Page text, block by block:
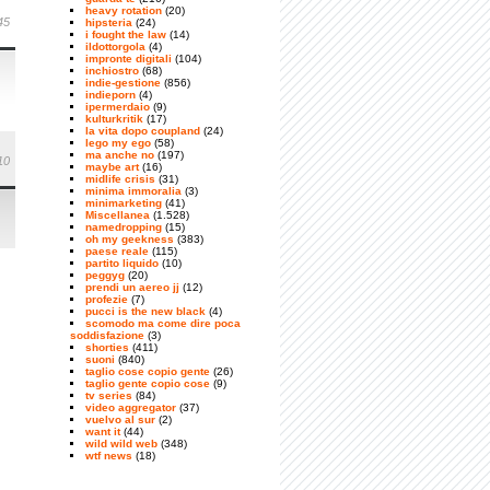
heavy rotation (20)
hipsteria (24)
i fought the law (14)
ildottorgola (4)
impronte digitali (104)
inchiostro (68)
indie-gestione (856)
indieporn (4)
ipermerdaio (9)
kulturkritik (17)
la vita dopo coupland (24)
lego my ego (58)
ma anche no (197)
maybe art(16)
midlife crisis (31)
minima immoralia (3)
minimarketing (41)
Miscellanea (1.528)
namedropping (15)
oh my geekness (383)
paese reale (115)
partito liquido (10)
peggyg (20)
prendi un aereo jj (12)
profezie (7)
pucci is the new black (4)
scomodo ma come dire poca
soddisfazione (3)
shorties (411)
suoni (840)
taglio cose copio gente (26)
taglio gente copio cose (9)
tv series (84)
video aggregator (37)
vuelvo al sur (2)
want it(44)
wild wild web (348)
wtf news (18)